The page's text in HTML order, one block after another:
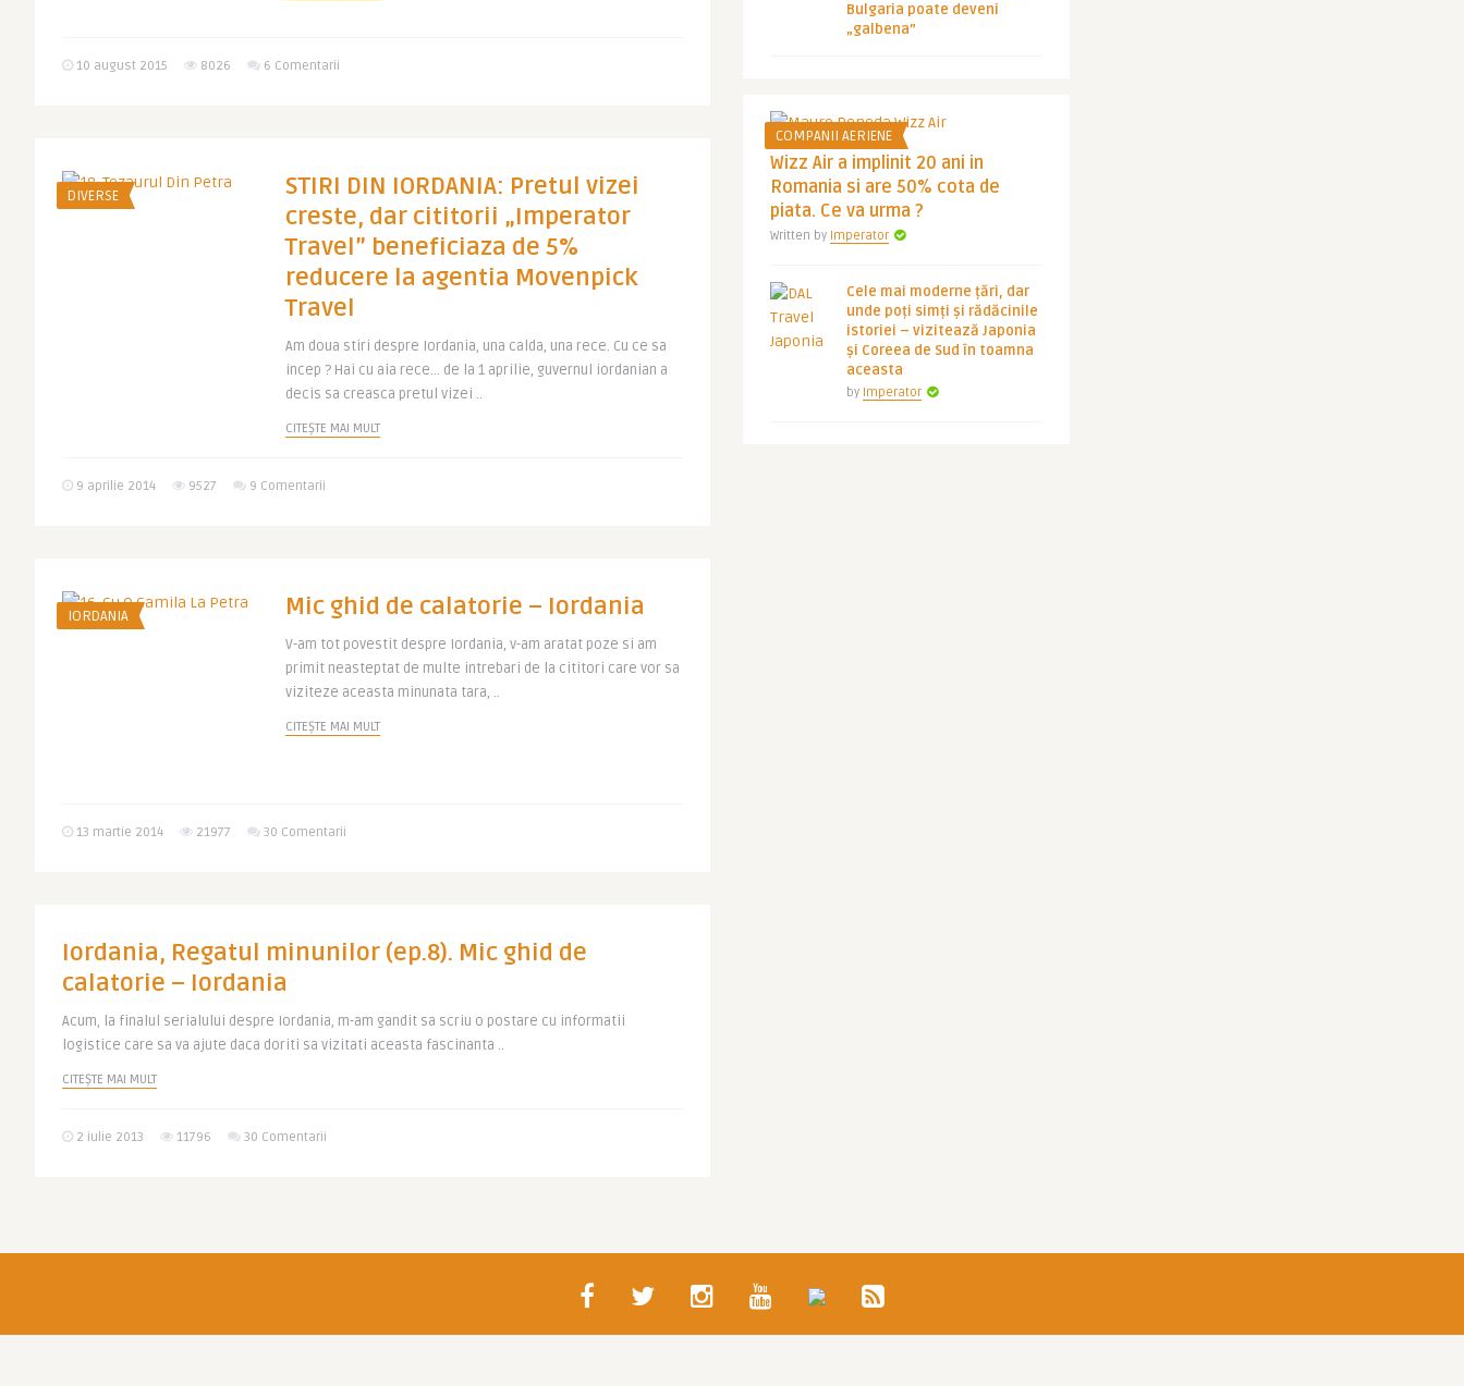
10 august 2015 8026 6 Comentarii
DIVERSE
STIRI DIN IORDANIA: Pretul vizei
creste, dar cititorii „Imperator
Travel” beneficiaza de 5%
reducere la agentia Movenpick
Travel
Am doua stiri despre Iordania, una calda, una rece. Cu ce sa
incep ? Hai cu aia rece… de la 1 aprilie, guvernul iordanian a
decis sa creasca pretul vizei ..
CITEȘTE MAI MULT
9 aprilie 2014 9527 9 Comentarii
IORDANIA Mic ghid de calatorie – Iordania
V-am tot povestit despre Iordania, v-am aratat poze si am
primit neasteptat de multe intrebari de la cititori care vor sa
viziteze aceasta minunata tara, ..
CITEȘTE MAI MULT
13 martie 2014 21977 30 Comentarii
Iordania, Regatul minunilor (ep.8). Mic ghid de
calatorie – Iordania
Acum, la finalul serialului despre Iordania, m-am gandit sa scriu o postare cu informatii
logistice care sa va ajute daca doriti sa vizitati aceasta fascinanta ..
CITEȘTE MAI MULT
2 iulie 2013 11796 30 Comentarii
Bulgaria poate deveni
„galbena”
COMPANII AERIENE
Wizz Air a implinit 20 ani in
Romania si are 50% cota de
piata. Ce va urma ?
Written by Imperator
Cele mai moderne țări, dar
unde poți simți și rădăcinile
istoriei – vizitează Japonia
și Coreea de Sud în toamna
aceasta
by Imperator